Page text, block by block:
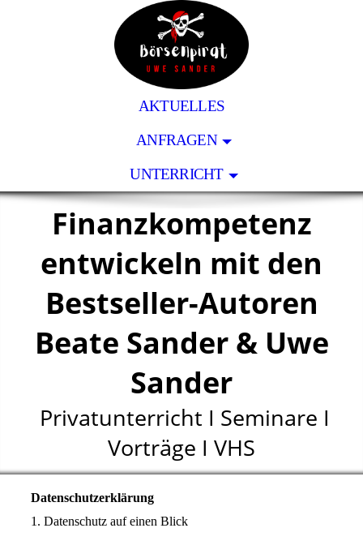
AKTUELLES
ANFRAGEN
UNTERRICHT
Finanzkompetenz
entwickeln mit den
Bestseller-Autoren
Beate Sander & Uwe
Sander
Privatunterricht I Seminare I
Vorträge I VHS
Datenschutzerklärung
1. Datenschutz auf einen Blick